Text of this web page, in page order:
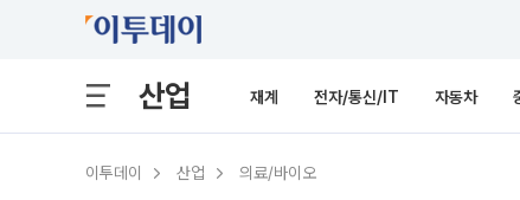
산업 재계 전자/통신/IT 자동차
이투데이 산업 의료/바이오